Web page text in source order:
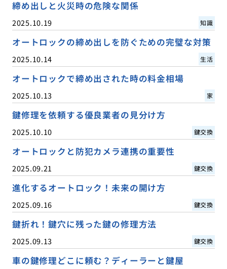
締め出しと火災時の危険な関係
2025.10.19 知識
オートロックの締め出しを防ぐための完璧な対策
2025.10.14 生活
オートロックで締め出された時の料金相場
2025.10.13 家
鍵修理を依頼する優良業者の見分け方
2025.10.10 鍵交換
オートロックと防犯カメラ連携の重要性
2025.09.21 鍵交換
進化するオートロック！未来の開け方
2025.09.16 鍵交換
鍵折れ！鍵穴に残った鍵の修理方法
2025.09.13 鍵交換
車の鍵修理どこに頼む？ディーラーと鍵屋